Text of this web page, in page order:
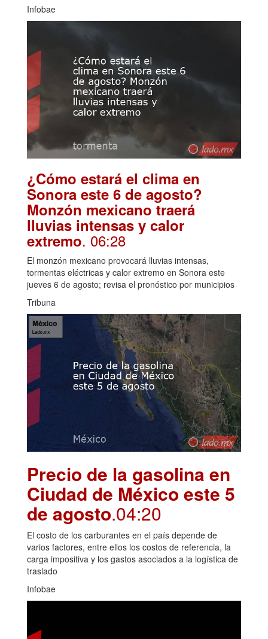
Infobae
¿Cómo estará el clima en
Sonora este 6 de agosto?
Monzón mexicano traerá
lluvias intensas y calor
extremo. 06:28
El monzón mexicano provocará lluvias intensas,
tormentas eléctricas y calor extremo en Sonora este
jueves 6 de agosto; revisa el pronóstico por municipios
Tribuna
Precio de la gasolina en
Ciudad de México este 5
de agosto.04:20
El costo de los carburantes en el país depende de
varios factores, entre ellos los costos de referencia, la
carga impositiva y los gastos asociados a la logística de
traslado
Infobae